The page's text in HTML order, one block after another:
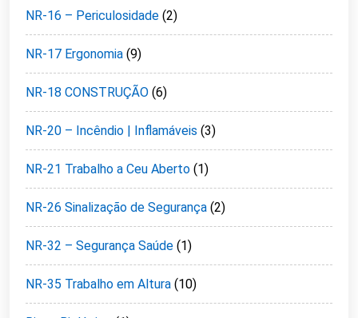
NR-16 – Periculosidade (2)
NR-17 Ergonomia (9)
NR-18 CONSTRUÇÃO (6)
NR-20 – Incêndio | Inflamáveis (3)
NR-21 Trabalho a Ceu Aberto (1)
NR-26 Sinalização de Segurança (2)
NR-32 – Segurança Saúde (1)
NR-35 Trabalho em Altura (10)